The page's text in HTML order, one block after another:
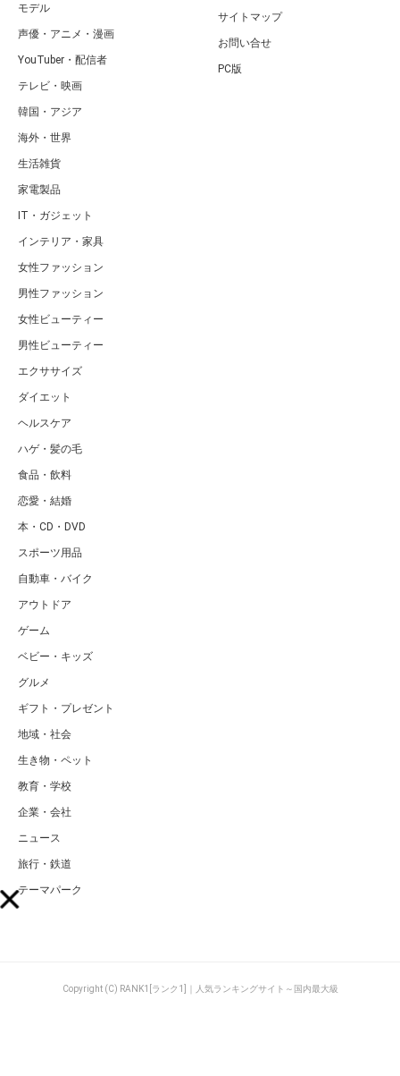
モデル
声優・アニメ・漫画
YouTuber・配信者
テレビ・映画
韓国・アジア
海外・世界
生活雑貨
家電製品
IT・ガジェット
インテリア・家具
女性ファッション
男性ファッション
女性ビューティー
男性ビューティー
エクササイズ
ダイエット
ヘルスケア
ハゲ・髪の毛
食品・飲料
恋愛・結婚
本・CD・DVD
スポーツ用品
自動車・バイク
アウトドア
ゲーム
ベビー・キッズ
グルメ
ギフト・プレゼント
地域・社会
生き物・ペット
教育・学校
企業・会社
ニュース
旅行・鉄道
テーマパーク
サイトマップ
お問い合せ
PC版
Copyright (C) RANK1[ランク1]｜人気ランキングサイト～国内最大級